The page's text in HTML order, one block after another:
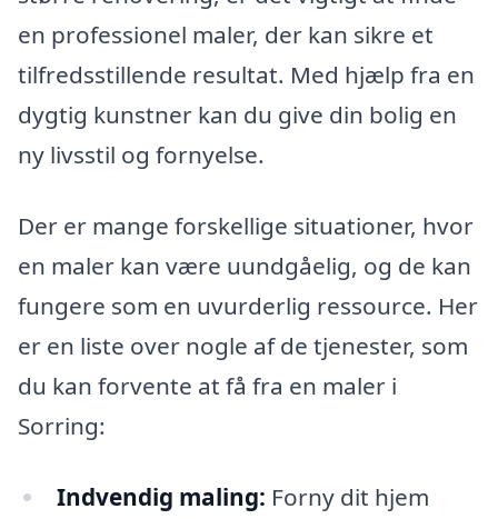
en professionel maler, der kan sikre et
tilfredsstillende resultat. Med hjælp fra en
dygtig kunstner kan du give din bolig en
ny livsstil og fornyelse.
Der er mange forskellige situationer, hvor
en maler kan være uundgåelig, og de kan
fungere som en uvurderlig ressource. Her
er en liste over nogle af de tjenester, som
du kan forvente at få fra en maler i
Sorring:
Indvendig maling: Forny dit hjem